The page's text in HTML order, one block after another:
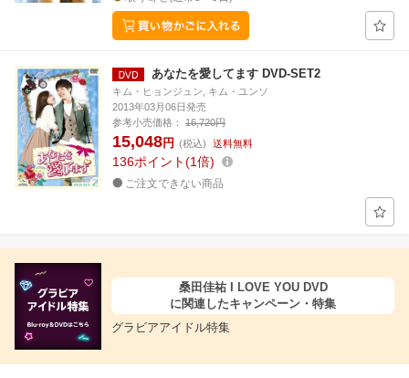
あなたを愛してます DVD-SET2
キム・ヒョンジュン, キム・ユンソ
2013年03月06日発売
参考小売価格：
16,720円
15,048円 (税込) 送料無料
136ポイント 1倍
ご注文できない商品
桑田佳祐 I LOVE YOU DVD
に関連したキャンペーン・特集
グラビアアイドル特集